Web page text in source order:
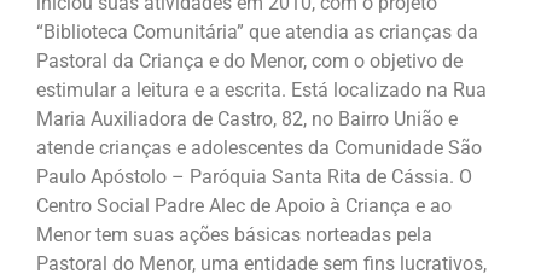
“Biblioteca Comunitária” que atendia as crianças da
Pastoral da Criança e do Menor, com o objetivo de
estimular a leitura e a escrita. Está localizado na Rua
Maria Auxiliadora de Castro, 82, no Bairro União e
atende crianças e adolescentes da Comunidade São
Paulo Apóstolo – Paróquia Santa Rita de Cássia. O
Centro Social Padre Alec de Apoio à Criança e ao
Menor tem suas ações básicas norteadas pela
Pastoral do Menor, uma entidade sem fins lucrativos,